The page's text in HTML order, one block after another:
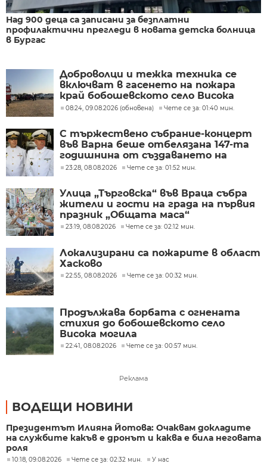
Над 900 деца са записани за безплатни
профилактични прегледи в новата детска болница
в Бургас
Доброволци и тежка техника се
включват в гасенето на пожара
край бобошевското село Висока
могила
08:24, 09.08.2026 (обновена) Чете се за: 01:40 мин.
С тържествено събрание-концерт
във Варна беше отбелязана 147-та
годишнина от създаването на
Военноморските сили
23:28, 08.08.2026 Чете се за: 01:52 мин.
Улица „Търговска“ във Враца събра
жители и гости на града на първия
празник „Общата маса“
23:19, 08.08.2026 Чете се за: 02:12 мин.
Локализирани са пожарите в област
Хасково
22:55, 08.08.2026 Чете се за: 00:32 мин.
Продължава борбата с огнената
стихия до бобошевското село
Висока могила
22:41, 08.08.2026 Чете се за: 00:57 мин.
Реклама
ВОДЕЩИ НОВИНИ
Президентът Илияна Йотова: Очаквам докладите
на службите какъв е дронът и каква е била неговата
роля
10:18, 09.08.2026 Чете се за: 02:32 мин. У нас